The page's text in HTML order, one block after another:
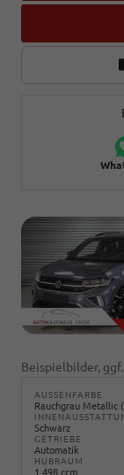
Beispielbilder,
AUSSENFARBE
Rauchgrau Metallic
Schwarz
GETRIEBE
Automatik
HUBRAUM
1.498 ccm